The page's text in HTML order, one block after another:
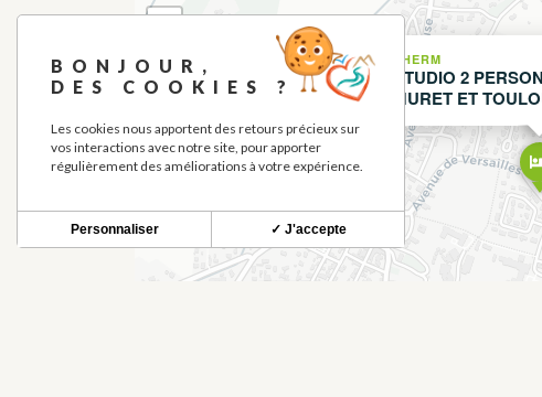
LHERM
STUDIO 2
MURET ET
+
−
BONJOUR,
DES COOKIES ?
Les cookies nous apportent des retours précieux sur
vos interactions avec notre site, pour apporter
régulièrement des améliorations à votre expérience.
✓ J'accepte
Personnaliser